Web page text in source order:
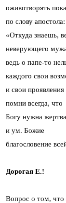
оживотворять
по слову апостола:
«Откуда знаешь,
неверующего
ведь о папе-то
каждого свои
и свои
помни всегда, что
Богу нужна
и ум. Божие
благословение
Дорогая Е.!
Вопрос о том, что